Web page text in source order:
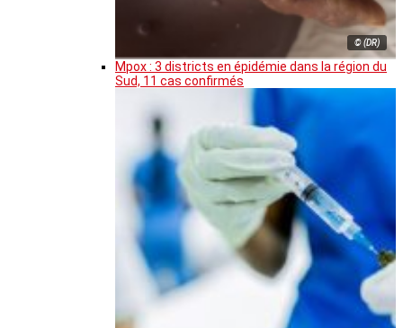
© (DR)
Mpox : 3 districts en épidémie dans la région du
Sud, 11 cas confirmés